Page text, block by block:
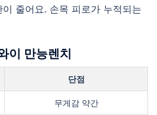
줄어요. 손목 피로가 누적되는
이 만능렌치
단점
무게감 약간